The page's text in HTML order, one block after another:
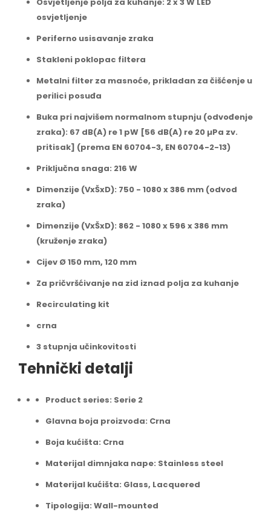
osvjetljenje
Periferno usisavanje zraka
Stakleni poklopac filtera
Metalni filter za masnoće, prikladan za čišćenje u
perilici posuđa
Buka pri najvišem normalnom stupnju (odvođenje
zraka): 67 dB(A) re 1 pW [56 dB(A) re 20 µPa zv.
pritisak] (prema EN 60704-3, EN 60704-2-13)
Priključna snaga: 216 W
Dimenzije (VxŠxD): 750 - 1080 x 386 mm (odvod
zraka)
Dimenzije (VxŠxD): 862 - 1080 x 596 x 386 mm
(kruženje zraka)
Cijev Ø 150 mm, 120 mm
Za pričvršćivanje na zid iznad polja za kuhanje
Recirculating kit
crna
3 stupnja učinkovitosti
Tehnički detalji
Product series: Serie 2
Glavna boja proizvoda: Crna
Boja kućišta: Crna
Materijal dimnjaka nape: Stainless steel
Materijal kućišta: Glass, Lacquered
Tipologija: Wall-mounted